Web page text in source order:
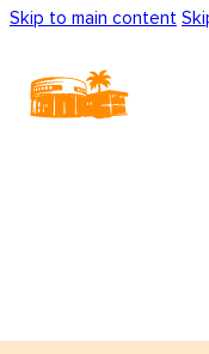
Skip to main content